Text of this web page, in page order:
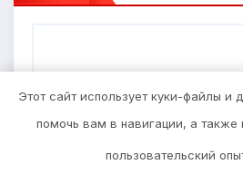
Последние записи
Этот сайт использует куки-файлы и
помочь вам в навигации, а также
пользовательский